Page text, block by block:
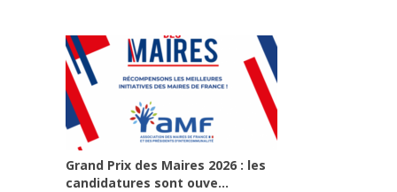
Grand Prix des Maires 2026 : les
candidatures sont ouve...